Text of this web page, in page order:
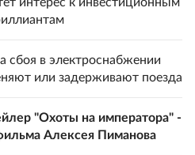
сбоя в электроснабжении
или задерживают поезда
"Охоты на императора" -
Алексея Пиманова